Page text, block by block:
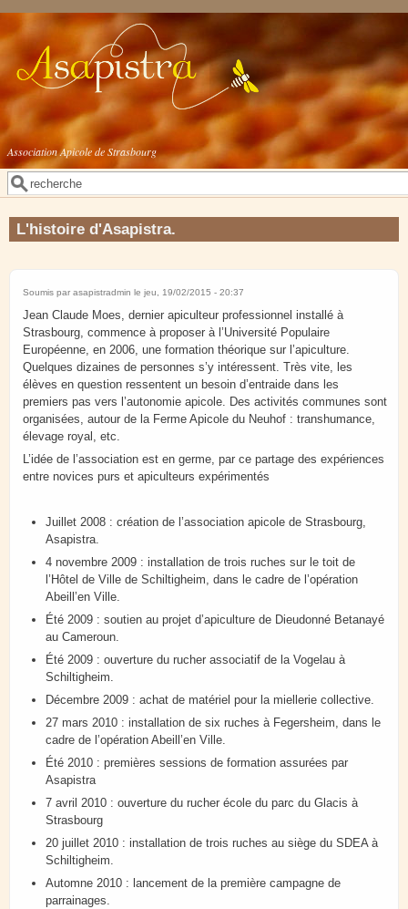
Aller au contenu principal
Association Apicole de Strasbourg
Formulaire de recherche
Rechercher
L'histoire d'Asapistra.
Soumis par asapistradmin le jeu, 19/02/2015 - 20:37
Jean Claude Moes, dernier apiculteur professionnel installé à
Strasbourg, commence à proposer à l’Université Populaire
Européenne, en 2006, une formation théorique sur l’apiculture.
Quelques dizaines de personnes s’y intéressent. Très vite, les
élèves en question ressentent un besoin d’entraide dans les
premiers pas vers l’autonomie apicole. Des activités communes sont
organisées, autour de la Ferme Apicole du Neuhof : transhumance,
élevage royal, etc.
L’idée de l’association est en germe, par ce partage des expériences
entre novices purs et apiculteurs expérimentés
Juillet 2008 : création de l’association apicole de Strasbourg,
Asapistra.
4 novembre 2009 : installation de trois ruches sur le toit de
l’Hôtel de Ville de Schiltigheim, dans le cadre de l’opération
Abeill’en Ville.
Été 2009 : soutien au projet d’apiculture de Dieudonné Betanayé
au Cameroun.
Été 2009 : ouverture du rucher associatif de la Vogelau à
Schiltigheim.
Décembre 2009 : achat de matériel pour la miellerie collective.
27 mars 2010 : installation de six ruches à Fegersheim, dans le
cadre de l’opération Abeill’en Ville.
Été 2010 : premières sessions de formation assurées par
Asapistra
7 avril 2010 : ouverture du rucher école du parc du Glacis à
Strasbourg
20 juillet 2010 : installation de trois ruches au siège du SDEA à
Schiltigheim.
Automne 2010 : lancement de la première campagne de
parrainages.